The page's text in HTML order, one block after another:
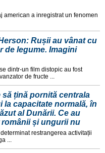
american a inregistrat un fenomen
Rușii au vânat cu
de legume. Imagini
dintr-un film distopic au fost
de fructe ...
țină pornită centrala
la capacitate normală, în
al Dunării. Ce au
și ungurii nu
restrangerea activitații
...